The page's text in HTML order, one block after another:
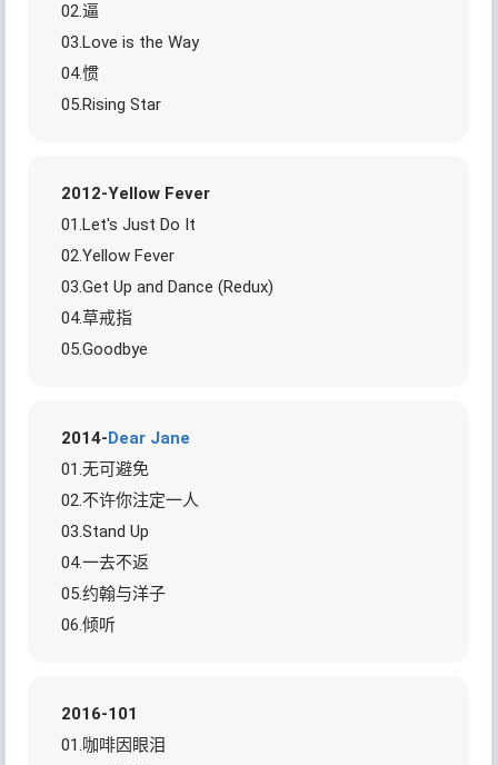
02.逼
03.Love is the Way
04.惯
05.Rising Star
2012-Yellow Fever
01.Let's Just Do It
02.Yellow Fever
03.Get Up and Dance (Redux)
04.草戒指
05.Goodbye
2014-Dear Jane
01.无可避免
02.不许你注定一人
03.Stand Up
04.一去不返
05.约翰与洋子
06.倾听
2016-101
01.咖啡因眼泪